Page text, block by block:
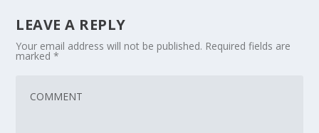
LEAVE A REPLY
Your email address will not be published. Required fields are
marked*